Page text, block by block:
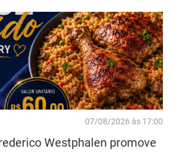
07/08/2026 às 17:00
Westphalen promove